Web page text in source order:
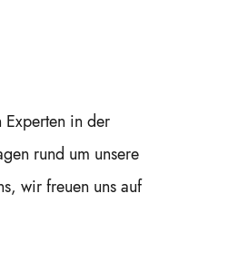
Experten in der
rund um unsere
wir freuen uns auf